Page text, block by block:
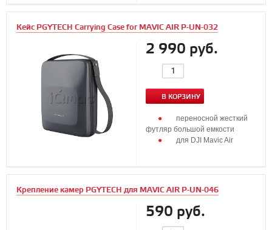
Кейс PGYTECH Carrying Case for MAVIC AIR P-UN-032
2 990 руб.
В КОРЗИНУ
переносной жесткий
футляр большой емкости
для DJI Mavic Air
Крепление камер PGYTECH для MAVIC AIR P-UN-046
590 руб.